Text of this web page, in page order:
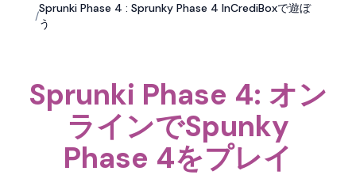
/
Sprunki Phase 4 : Sprunky Phase 4 InCrediBoxで遊ぼ
う
Sprunki Phase 4: オン
ラインでSpunky
Phase 4をプレイ